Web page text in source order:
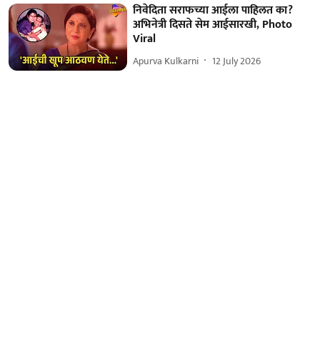
निवेदिता सराफच्या आईला पाहिलत का?
अभिनेत्री दिसते सेम आईसारखी, Photo
Viral
Apurva Kulkarni 12 July 2026